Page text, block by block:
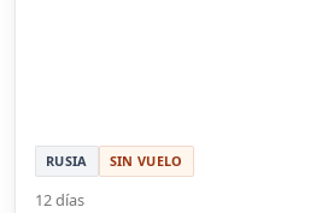
RUSIA SIN VUELO
12 días